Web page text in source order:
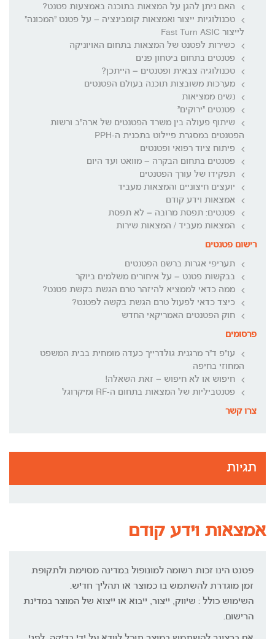
האם ניתן להגן על המצאות בתוכנה באמצעות פטנט?
טכנולוגיות ייצור ואמצאות קומבינציה – על פטנט "המכונה"
לייצור Fast Turn ASIC
כשירות לפטנט של המצאות בתחום האויוניקה
פטנטים בתחום ביטחון פנים
טכנולוגיה צבאית ופטנטים – הייתכן?
מערכות משובצות תוכנה בעולם הפטנטים
נשים ממציאות
פטנטים "ירוקים"
שיתוף פעולה בין משרד הפטנטים של ארה"ב ורשות
הפטנטים במסגרת פיילוט בתכנית ה-PPH
פיתוח ציוד רפואי ופטנטים
פטנטים בתחום הבקרה – מוואט ועד היום
תפקידו של עורך הפטנטים
יועצים חיצוניים והמצאות מעביד
אמצאות וידע קודם
פטנטים: תפסת מרובה – לא תפסת
המצאות מעביד / המצאות שירות
רישום פטנטים
תעריפי אגרות ברשם הפטנטים
בבקשות פטנט – על איחורים משלמים ביוקר
ממה כדאי לממציא להיזהר טרם הגשת בקשת פטנט?
כיצד כדאי לפעול טרם הגשת בקשה לפטנט?
חוק הפטנטים האמריקאי החדש
פרסומים
עו"פ ד"ר מרגנית גולדרייך כעדה מומחית בבית המשפט
המחוזי בחיפה
חיפוש או לא חיפוש – זאת השאלה!
פטנטביליות של המצאות בתחום ה-RF ומיקרוגל
צרו קשר
תגיות
אמצאות וידע קודם
פטנט הינו זכות רשומה למונופול במדינה מסוימת ולתקופת
זמן מוגדרת להשתמש בו כמוצר או תהליך חדיש.
השימוש כולל : שיווק, ייצור, ייבוא או ייצוא של המוצר במדינת
הרישום.